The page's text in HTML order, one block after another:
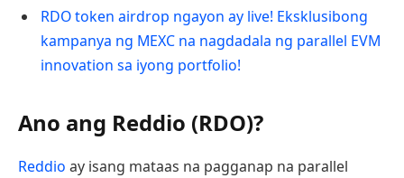
RDO token airdrop ngayon ay live! Eksklusibong
kampanya ng MEXC na nagdadala ng parallel EVM
innovation sa iyong portfolio!
Ano ang Reddio (RDO)?
Reddio ay isang mataas na pagganap na parallel